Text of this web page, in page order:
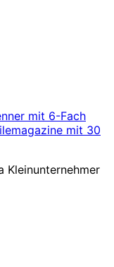
mit 6-Fach
mit 30
Kleinunternehmer